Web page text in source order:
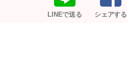
LINEで送る シェアする